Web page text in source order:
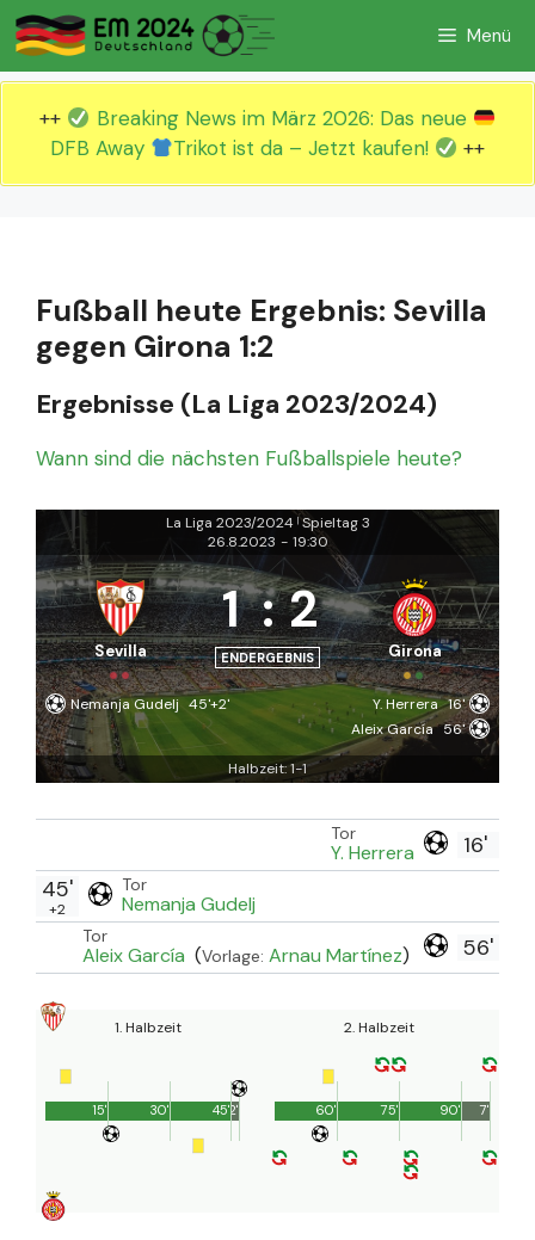
Zum
Inhalt
springen
Menü
++
Breaking News im März 2026: Das neue
DFB Away
Trikot ist da – Jetzt kaufen! ++
Fußball heute Ergebnis: Sevilla
gegen Girona 1:2
Ergebnisse (La Liga 2023/2024)
Wann sind die nächsten Fußballspiele heute?
La Liga 2023/2024 | Spieltag 3
26.8.2023 - 19:30
Sevilla
1 : 2
ENDERGEBNIS Girona
Nemanja Gudelj 45'+2' Y. Herrera 16'
Aleix García 56'
Halbzeit: 1-1
16'
Tor
Y. Herrera
Tor
Nemanja Gudelj
45'
+2
56'
Tor
Aleix García (Vorlage: Arnau Martínez)
1. Halbzeit
45'
15' 30' 2'
2. Halbzeit
90'
60' 75' 7'